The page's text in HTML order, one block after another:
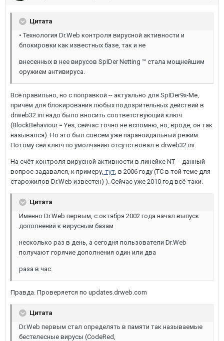
Цитата
• Технология Dr.Web контроля вирусной активности и
блокировки как известных базе, так и не
внесенных в нее вирусов SpIDer Netting ™ стала мощнейшим
оружием антивируса.
Всё правильно, но с поправкой -- актуально для SpIDer9x-Me,
причём для блокирования любых подозрительных действий в
drweb32.ini надо было вносить соответствующий ключ
(BlockBehaviour = Yes, сейчас точно не вспомню, но, вроде, он так
назывался). Но это был совсем уже параноидальный режим.
Потому сей ключ по умолчанию отсутствовал в drweb32.ini.
На счёт контроля вирусной активности в линейке NT -- данный
вопрос задавался, к примеру, тут, в 2006 году (ТС в той теме для
старожилов Dr.Web известен) ). Сейчас уже 2010 год всё-таки.
Цитата
Именно Dr.Web первым, с октября 2002 года начал выпуск
дополнений к вирусным базам
несколько раз в день, а сегодня пользователи Dr.Web
получают горячие дополнения один или два
раза в час.
Правда. Проверяется по updates.drweb.com
Цитата
Dr.Web первым стал определять в памяти так называемые
бестелесные вирусы (CodeRed,